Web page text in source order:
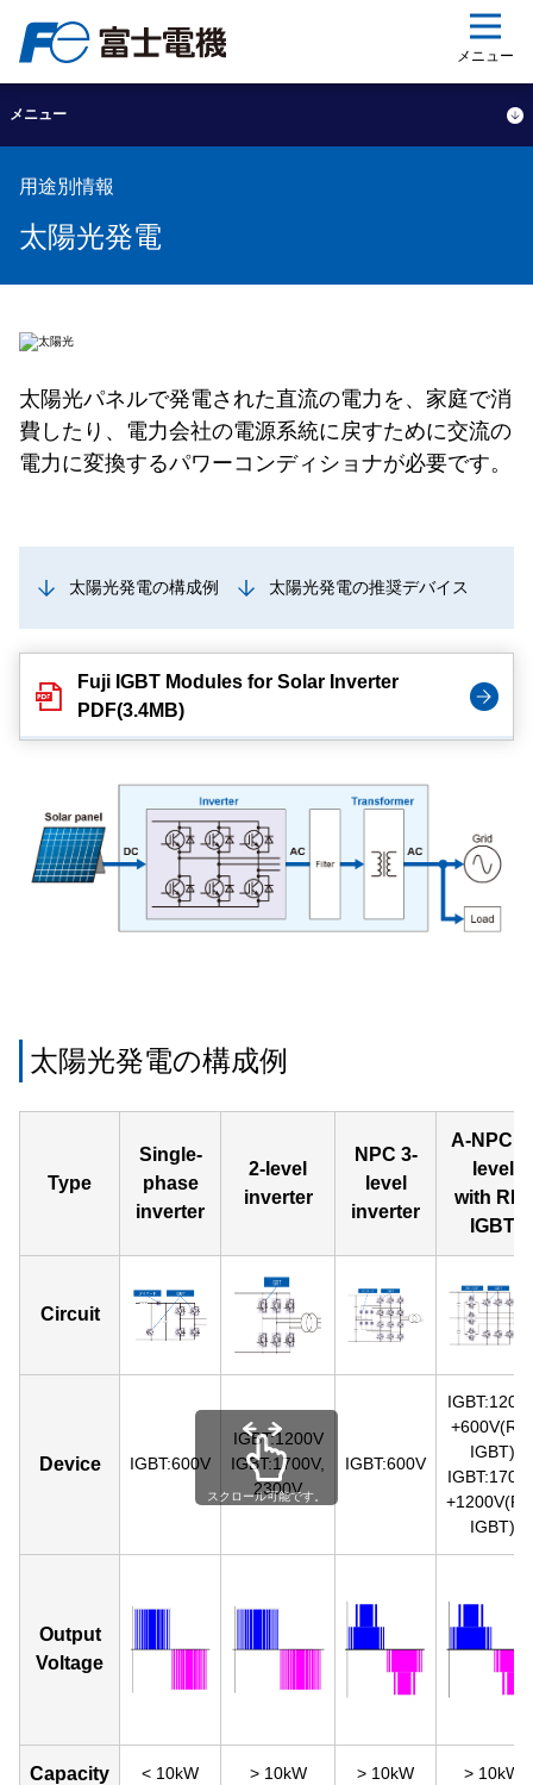
メニュー
メニュー
用途別情報
太陽光発電
太陽光パネルで発電された直流の電力を、家庭で消
費したり、電力会社の電源系統に戻すために交流の
電力に変換するパワーコンディショナが必要です。
太陽光発電の構成例 太陽光発電の推奨デバイス
Fuji IGBT Modules for Solar Inverter
PDF(3.4MB)
太陽光発電の構成例
Type
Single-
phase
inverter
2-level
inverter
NPC 3-
level
inverter
A-NPC 3-
level
with RB-
IGBT
Circuit
Device IGBT:600V
IGBT:1200V
IGBT:1700V,
2300V
IGBT:600V
+600V(RB-
IGBT)
IGBT)
Output
Voltage
Capacity < 10kW > 10kW > 10kW > 10kW
スクロール可能です。